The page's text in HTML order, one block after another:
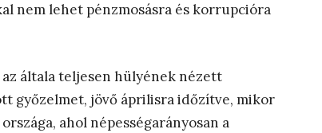
nem lehet pénzmosásra és korrupcióra
általa teljesen hülyének nézett
győzelmet, jövő áprilisra időzítve, mikor
ahol népességarányosan a